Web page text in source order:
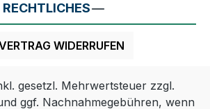
RECHTLICHES
WIDERRUFEN
gesetzl. Mehrwertsteuer zzgl.
ggf. Nachnahmegebühren, wenn